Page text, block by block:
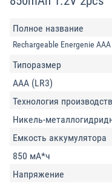
Полное название
Rechargeable Energenie
Типоразмер
AAA (LR3)
Технология
Никель-
Емкость аккумулятора
850 мА*ч
Напряжение